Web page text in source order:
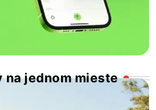
jednom mieste